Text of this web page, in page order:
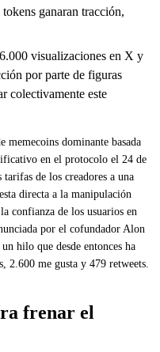
ganaran tracción,
visualizaciones en X y
por parte de figuras
colectivamente este
dominante basada
en el protocolo el 24 de
de los creadores a una
directa a la manipulación
confianza de los usuarios en
por el cofundador Alon
hilo que desde entonces ha
2.600 me gusta y 479 retweets.
frenar el